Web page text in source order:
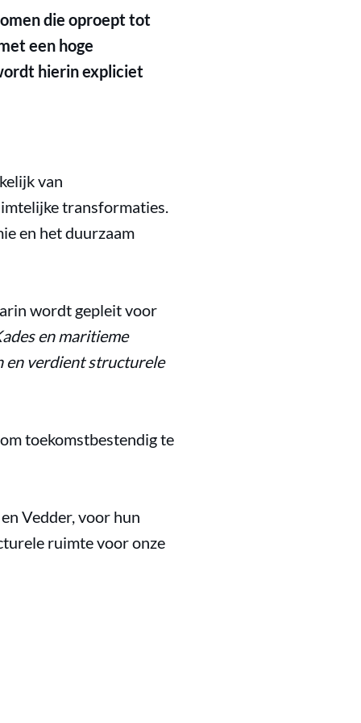
die oproept tot
een hoge
hierin expliciet
van
transformaties.
en het duurzaam
wordt gepleit voor
en maritieme
en verdient structurele
toekomstbestendig te
Vedder, voor hun
ruimte voor onze